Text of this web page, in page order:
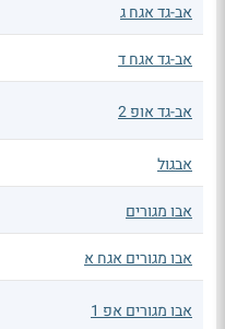
אב-גד אגח ג
אב-גד אגח ד
אב-גד אופ 2
אבגול
אבו מגורים
אבו מגורים אגח א
אבו מגורים אפ 1